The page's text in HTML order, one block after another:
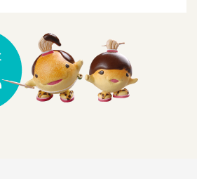
35
：019(662)8512